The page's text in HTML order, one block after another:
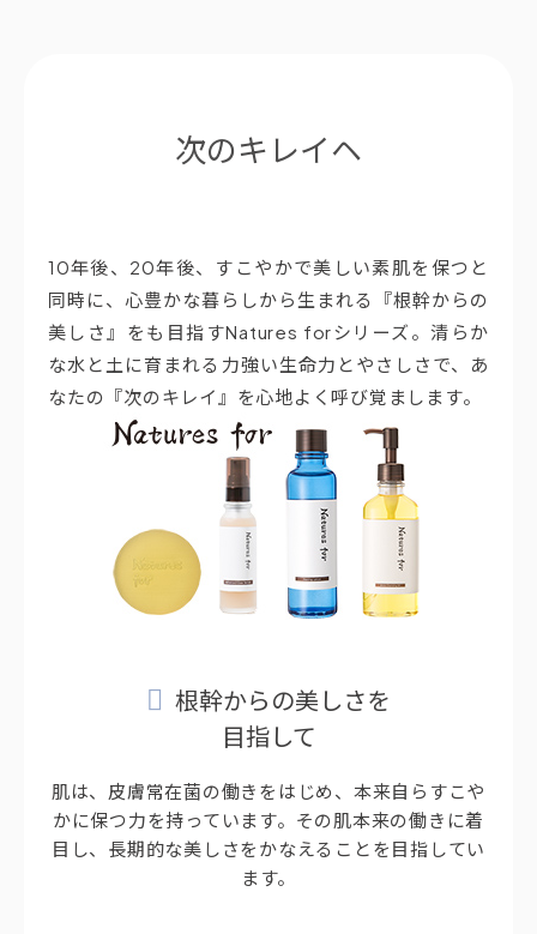
次のキレイヘ
10年後、20年後、すこやかで美しい素肌を保つと
同時に、心豊かな暮らしから生まれる『根幹からの
美しさ』をも目指すNatures forシリーズ。清らか
な水と土に育まれる力強い生命力とやさしさで、あ
なたの『次のキレイ』を心地よく呼び覚まします。
根幹からの美しさを
目指して
肌は、皮膚常在菌の働きをはじめ、本来自らすこや
かに保つ力を持っています。その肌本来の働きに着
目し、長期的な美しさをかなえることを目指してい
ます。